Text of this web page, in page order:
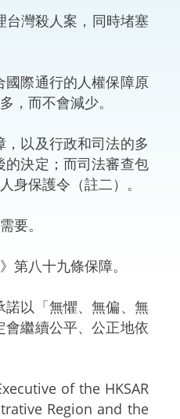
維護
一般
灣殺人案，同時堵塞
際通行的人權保障原
，而不會減少。
以及行政和司法的多
決定；而司法審查包
身保護令（註二）。
要。
八十九條保障。
以「無懼、無偏、無
繼續公平、公正地依
of the HKSAR
Region and the